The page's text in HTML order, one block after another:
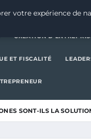
CRÉATION
ET FISCALITÉ
SONT-ILS LA
votre expérience de